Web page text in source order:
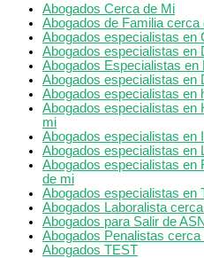
Abogados Cerca de Mi
Abogados de Familia cerca
Abogados especialistas en
Abogados especialistas en
Abogados Especialistas
Abogados especialistas en
Abogados especialistas en
Abogados especialistas en
mi
Abogados especialistas en
Abogados especialistas en
Abogados especialistas en
de mi
Abogados especialistas en
Abogados Laboralista
Abogados para Salir de
Abogados Penalistas cerca
Abogados TEST